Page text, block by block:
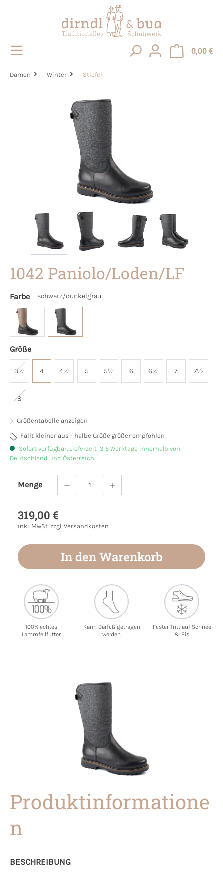
0,00 €
Damen Winter Stiefel
Bildergalerie überspringen
1042 Paniolo/Loden/LF
Farbe schwarz/dunkelgrau
Größe
3½ 4 4½ 5 5½ 6 6½ 7 7½
8
Größentabelle anzeigen
Fällt kleiner aus - halbe Größe größer empfohlen
Sofort verfügbar, Lieferzeit: 3-5 Werktage innerhalb von
Deutschland und Österreich
Menge
Produkt Anzahl: Gib den gewünschten
319,00 €
inkl. MwSt. zzgl. Versandkosten
In den Warenkorb
100% echtes
Lammfellfutter
Kann Barfuß getragen
werden
Fester Tritt auf Schnee
& Eis
Produktinformatione
n
BESCHREIBUNG